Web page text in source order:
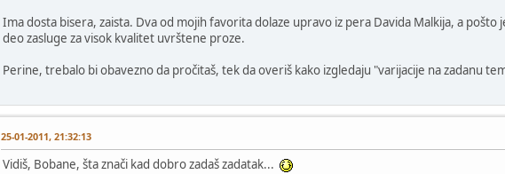
Ima dosta bisera, zaista. Dva od mojih favorita dolaze upravo iz pera Davida Malkija, a
deo zasluge za visok kvalitet uvrštene proze.
Perine, trebalo bi obavezno da pročitaš, tek da overiš kako izgledaju "varijacije na zadanu
25-01-2011, 21:32:13
Vidiš, Bobane, šta znači kad dobro zadaš zadatak...